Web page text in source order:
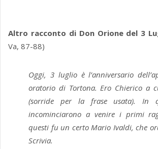
Altro racconto di Don Orione del 3
Va, 87-88)
Oggi, 3 luglio è l’anniversario
oratorio di Tortona. Ero Chierico a
(sorride per la frase usata). In
incominciarono a venire i primi
questi fu un certo Mario Ivaldi, che
Scrivia.